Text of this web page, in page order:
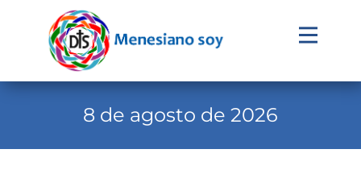
Evangelio
8 de agosto de 2026